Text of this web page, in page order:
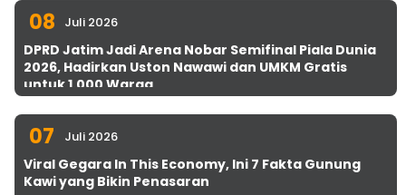
08 Juli 2026
DPRD Jatim Jadi Arena Nobar Semifinal Piala Dunia
2026, Hadirkan Uston Nawawi dan UMKM Gratis
untuk 1.000 Warga
07 Juli 2026
Viral Gegara In This Economy, Ini 7 Fakta Gunung
Kawi yang Bikin Penasaran